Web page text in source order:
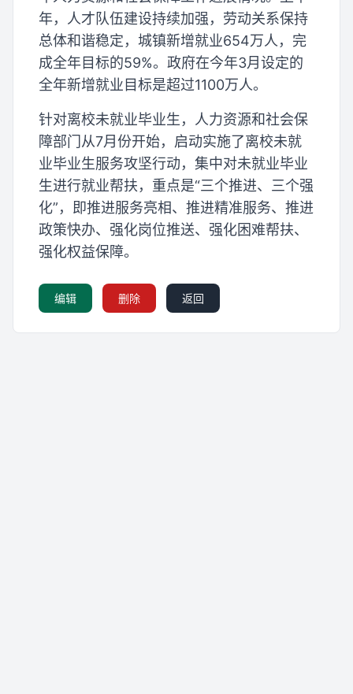
年，人才队伍建设持续加强，劳动关系保持
总体和谐稳定，城镇新增就业654万人，完
成全年目标的59%。政府在今年3月设定的
全年新增就业目标是超过1100万人。
针对离校未就业毕业生，人力资源和社会保
障部门从7月份开始，启动实施了离校未就
业毕业生服务攻坚行动，集中对未就业毕业
生进行就业帮扶，重点是“三个推进、三个强
化”，即推进服务亮相、推进精准服务、推进
政策快办、强化岗位推送、强化困难帮扶、
强化权益保障。
编辑 删除 返回